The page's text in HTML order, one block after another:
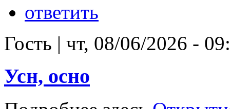
ответить
Гость | чт, 08/06/2026 -
Усн, осно